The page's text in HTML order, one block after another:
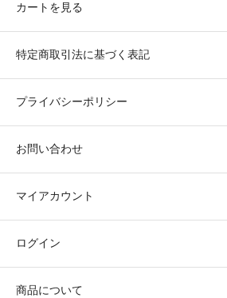
カートを見る
特定商取引法に基づく表記
プライバシーポリシー
お問い合わせ
マイアカウント
ログイン
商品について